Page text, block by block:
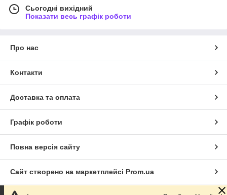
Сьогодні вихідний
Показати весь графік роботи
Про нас
Контакти
Доставка та оплата
Графік роботи
Повна версія сайту
Сайт створено на маркетплейсі Prom.ua